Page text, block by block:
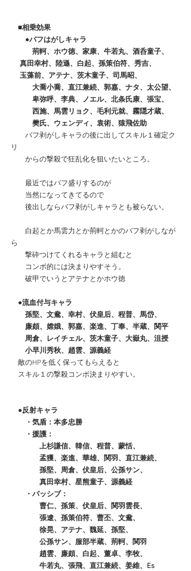
■相乗効果
●バフはがしキャラ
荊軻、ホウ徳、家康、牛若丸、酒呑童子、
     真田幸村、陸遜、白起、孫策伯符、秀吉、
     玉藻前、アテナ、茨木童子、司馬昭、
大喬小喬、直江兼続、郭嘉、ナタ、太公望、
卑弥呼、李典、ノエル、北条氏康、張宝、
西施、馬雲リョク、毛利元就、霧隠才蔵、
樊氏、ウェンディ、袁術、猿飛佐助
バフ剥がしキャラの後に出してスキル１確定ク
リ
からの撃殺で狂乱化を狙いたいところ。
最近ではバフ盛りするのが
当然になってきてるので
後出しならバフ剥がしキャラとも被らない。
白起とか馬雲力とか荊軻とかのバフ剥がしなが
ら
撃砕つけてくれるキャラと組むと
コンボ的には決まりやすそう。
破甲でいうとアテナとかホウ徳
●流血付与キャラ
孫堅、文鴦、幸村、伏皇后、程普、馬岱、
廉頗、嫦娥、郭嘉、楽進、丁奉、半蔵、関平
周倉、レイチェル、茨木童子、大嶽丸、沮授
小早川秀秋、趙雲、源義経
敵のHPを低く保ってもらえると
スキル１の撃殺コンボ決まりやすい。
●反射キャラ
・気盾：本多忠勝
・援護：
上杉謙信、韓信、程普、蒙恬、
孟獲、楽進、華雄、関羽、直江兼続、
孫堅、周倉、伏皇后、公孫サン、
真田幸村、星熊童子、源義経
・パッシブ：
曹仁、孫策、伏皇后、関羽雲長、
張遼、孫策伯符、曹丕、文鴦、
徐晃、アテナ、魏延、孫堅、
公孫サン、服部半蔵、荊軻、関羽
趙雲、廉頗、白起、董卓、李牧、
牛若丸、張飛、直江兼続、姜維、Es